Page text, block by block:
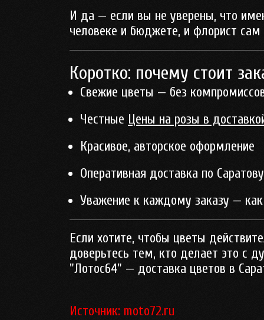
И да — если вы не уверены, что
человеке и бюджете, и флорист
Коротко: почему стоит
Свежие цветы — без
Честные Цены на розы в
Красивое, авторское оформление
Оперативная доставка по
Уважение к каждому заказу —
Если хотите, чтобы цветы
доверьтесь тем, кто делает это с
"Лотос64" — доставка цветов в
Источник: moto72.ru